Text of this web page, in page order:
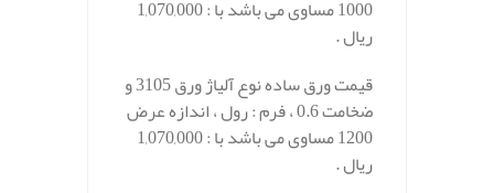
1000 مساوی می باشد با : 1,070,000
ریال .
قیمت ورق ساده نوع آلیاژ ورق 3105 و
ضخامت 0.6 ، فرم : رول ، اندازه عرض
1200 مساوی می باشد با : 1,070,000
ریال .